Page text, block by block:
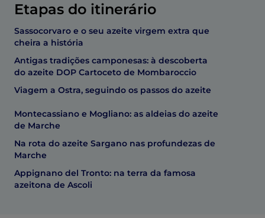
Etapas do itinerário
Sassocorvaro e o seu azeite virgem extra que
cheira a história
Antigas tradições camponesas: à descoberta
do azeite DOP Cartoceto de Mombaroccio
Viagem a Ostra, seguindo os passos do azeite
Montecassiano e Mogliano: as aldeias do azeite
de Marche
Na rota do azeite Sargano nas profundezas de
Marche
Appignano del Tronto: na terra da famosa
azeitona de Ascoli